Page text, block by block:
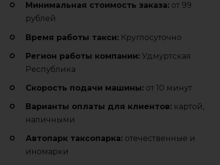
Минимальная стоимость заказа: от 99
рублей
Время работы такси: Круглосуточно
Регион работы компании: Удмуртская
Республика
Cкорость подачи машины: от 10 минут
Варианты оплаты для клиентов: картой,
наличными
Автопарк таксопарка: отечественные и
иномарки